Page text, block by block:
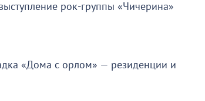
рок-группы «Чичерина»
«Дома с орлом» — резиденции и